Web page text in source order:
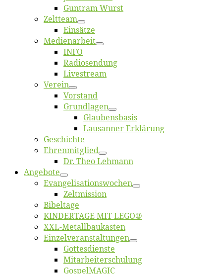
Gun­tram Wurst
Zelt­team
Ein­sät­ze
Me­di­en­ar­beit
INFO
Ra­dio­sen­dung
Live­stream
Ver­ein
Vor­stand
Grund­la­gen
Glaubens­ba­sis
Lausan­ner Erklärung
Ge­schich­te
Eh­ren­mit­glied
Dr. Theo Lehmann
An­ge­bo­te
Evangelisa­tions­wo­chen
Zelt­mis­si­on
Bi­bel­ta­ge
KINDERTAGE MIT LEGO®
XXL-Me­­tal­l­­bau­­kas­­ten
Einzelver­an­stal­tungen
Got­tes­diens­te
Mitarbeiter­schulung
Gos­pel­MA­GIC